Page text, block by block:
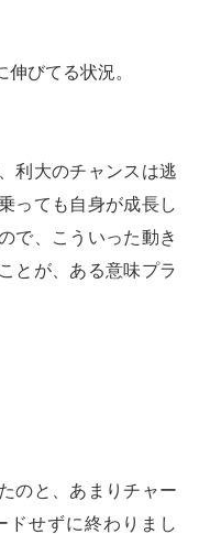
伸びてる状況。
利大のチャンスは逃
っても自身が成長し
で、こういった動き
とが、ある意味プラ
のと、あまりチャー
ドせずに終わりまし